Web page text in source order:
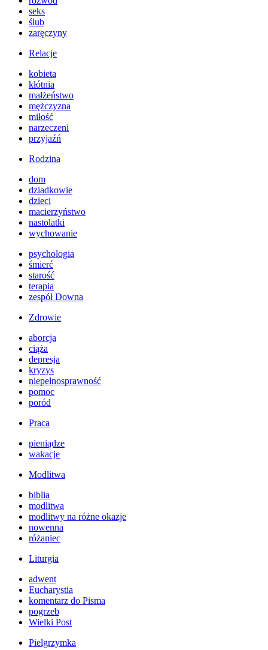
seks
ślub
zaręczyny
Relacje
kobieta
kłótnia
małżeństwo
mężczyzna
miłość
narzeczeni
przyjaźń
Rodzina
dom
dziadkowie
dzieci
macierzyństwo
nastolatki
wychowanie
psychologia
śmierć
starość
terapia
zespół Downa
Zdrowie
aborcja
ciąża
depresja
kryzys
niepełnosprawność
pomoc
poród
Praca
pieniądze
wakacje
Modlitwa
biblia
modlitwa
modlitwy na różne okazje
nowenna
różaniec
Liturgia
adwent
Eucharystia
komentarz do Pisma
pogrzeb
Wielki Post
Pielgrzymka